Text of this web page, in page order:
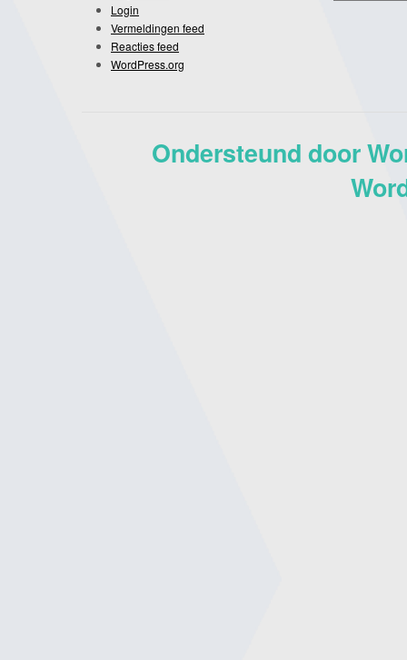
Login
Vermeldingen feed
Reacties feed
WordPress.org
Ondersteund door